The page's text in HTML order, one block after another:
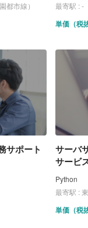
都市線）
最寄駅 :-
単価（税
サポート
サーバ
サービ
Python
最寄駅 : 東
単価（税